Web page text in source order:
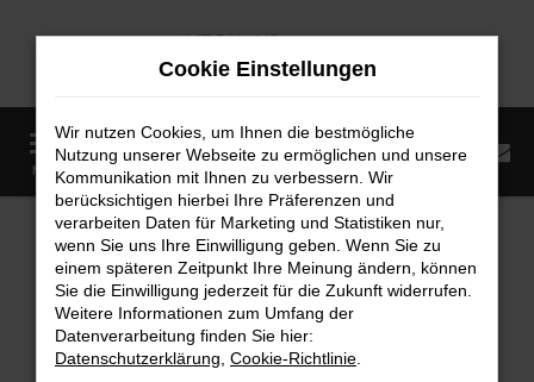
Zum
MENÜ
Startseite Fahrzeugangebote Fahrzeugmarkt
Fahrzeugmarkt
Fehler: Network Error
Cookie Einstellungen
Wir nutzen Cookies, um Ihnen die bestmögliche
Nutzung unserer Webseite zu ermöglichen und unsere
Kommunikation mit Ihnen zu verbessern. Wir
berücksichtigen hierbei Ihre Präferenzen und
verarbeiten Daten für Marketing und Statistiken nur,
wenn Sie uns Ihre Einwilligung geben. Wenn Sie zu
einem späteren Zeitpunkt Ihre Meinung ändern, können
Sie die Einwilligung jederzeit für die Zukunft widerrufen.
Weitere Informationen zum Umfang der
Datenverarbeitung finden Sie hier:
Datenschutzerklärung Cookie-Richtlinie